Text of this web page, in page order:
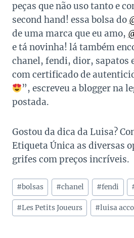
peças que não uso tanto e
second hand! essa bolsa do
de uma marca que eu amo,
e tá novinha! lá também
chanel, fendi, dior, sapatos
com certificado de
”, escreveu a blogger na
postada.
Gostou da dica da Luisa?
Etiqueta Única as diversas
grifes com preços incríveis.
Tags
do
Post:
#bolsas #chanel #fendi
#Les Petits Joueurs #luisa